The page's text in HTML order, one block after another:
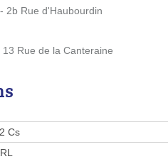
2b Rue d'Haubourdin
Rue de la Canteraine
Cs